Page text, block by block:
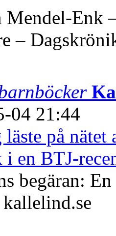
Mendel-Enk
–
04 21:44
på nätet
en BTJ-
begäran:
kallelind.se